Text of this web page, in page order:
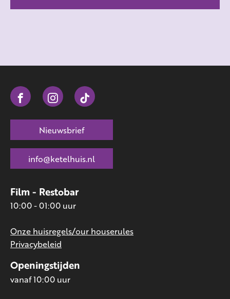
Openingstijden
vanaf 10:00 uur
Film - Restobar
10:00 - 01:00 uur
Onze huisregels/our houserules
Privacybeleid
Nieuwsbrief
info@ketelhuis.nl